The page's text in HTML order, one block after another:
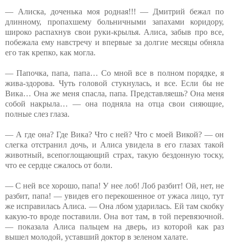
— Алиска, доченька моя родная!!! — Дмитрий бежал по
длинному, пропахшему больничными запахами коридору,
широко распахнув свои руки-крылья. Алиса, забыв про все,
побежала ему навстречу и впервые за долгие месяцы обняла
его так крепко, как могла.
— Папочка, папа, папа… Со мной все в полном порядке, я
жива-здорова. Чуть головой стукнулась, и все. Если бы не
Вика… Она же меня спасла, папа. Представляешь? Она меня
собой накрыла… — она подняла на отца свои сияющие,
полные слез глаза.
— А где она? Где Вика? Что с ней? Что с моей Викой? — он
слегка отстранил дочь, и Алиса увидела в его глазах такой
животный, всепоглощающий страх, такую бездонную тоску,
что ее сердце сжалось от боли.
— С ней все хорошо, папа! У нее лоб! Лоб разбит! Ой, нет, не
разбит, папа! — увидев его перекошенное от ужаса лицо, тут
же исправилась Алиса. — Она лбом ударилась. Ей там скобку
какую-то вроде поставили. Она вот там, в той перевязочной.
— показала Алиса пальцем на дверь, из которой как раз
вышел молодой, уставший доктор в зеленом халате.